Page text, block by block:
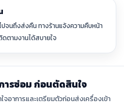
จนถึงส่งคืน ทางร้านแจ้งความคืบหน้า
ดตามงานได้สบายใจ
ารซ่อม ก่อนตัดสินใจ
จอาการและเตรียมตัวก่อนส่งเครื่องเข้า